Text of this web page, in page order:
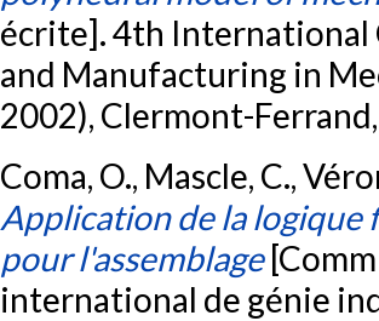
écrite]. 4th International
and Manufacturing in
2002), Clermont-
Coma, O., Mascle, C.,
Application de la logique
pour l'assemblage
international de génie